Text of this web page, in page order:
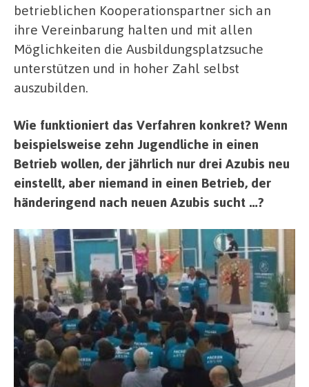
betrieblichen Kooperationspartner sich an
ihre Vereinbarung halten und mit allen
Möglichkeiten die Ausbildungsplatzsuche
unterstützen und in hoher Zahl selbst
auszubilden.
Wie funktioniert das Verfahren konkret? Wenn
beispielsweise zehn Jugendliche in einen
Betrieb wollen, der jährlich nur drei Azubis neu
einstellt, aber niemand in einen Betrieb, der
händeringend nach neuen Azubis sucht …?